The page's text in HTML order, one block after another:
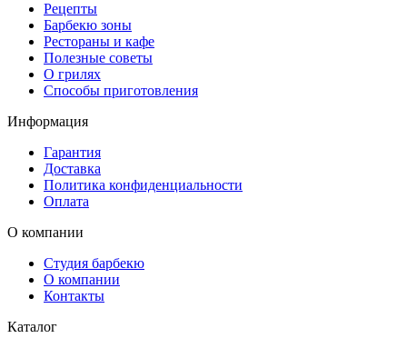
Рецепты
Барбекю зоны
Рестораны и кафе
Полезные советы
О грилях
Способы приготовления
Информация
Гарантия
Доставка
Политика конфиденциальности
Оплата
О компании
Студия барбекю
О компании
Контакты
Каталог